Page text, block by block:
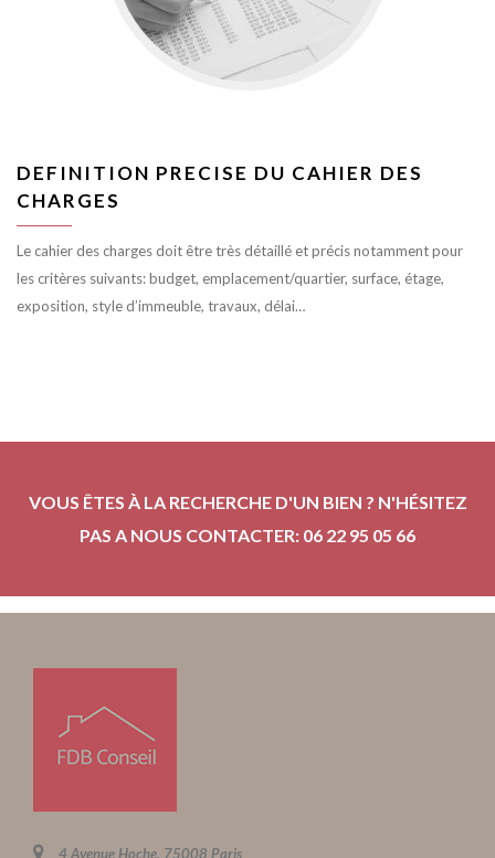
DEFINITION PRECISE DU CAHIER DES
CHARGES
Le cahier des charges doit être très détaillé et précis notamment pour
les critères suivants: budget, emplacement/quartier, surface, étage,
exposition, style d’immeuble, travaux, délai…
VOUS ÊTES À LA RECHERCHE D'UN BIEN ? N'HÉSITEZ
PAS A NOUS CONTACTER: 06 22 95 05 66
4 Avenue Hoche, 75008 Paris